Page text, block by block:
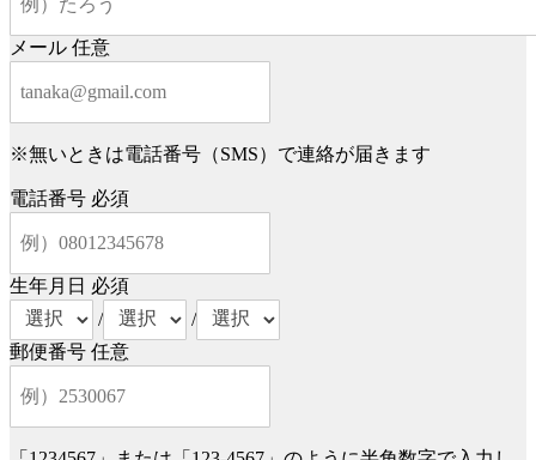
メール 任意
※無いときは電話番号（SMS）で連絡が届きます
電話番号 必須
生年月日 必須
/
/
郵便番号 任意